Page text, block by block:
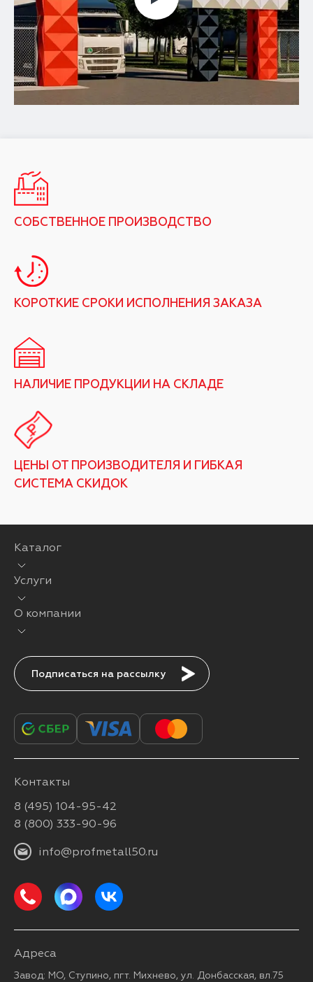
СОБСТВЕННОЕ ПРОИЗВОДСТВО
КОРОТКИЕ СРОКИ ИСПОЛНЕНИЯ ЗАКАЗА
НАЛИЧИЕ ПРОДУКЦИИ НА СКЛАДЕ
ЦЕНЫ ОТ ПРОИЗВОДИТЕЛЯ И ГИБКАЯ
СИСТЕМА СКИДОК
Каталог
Услуги
О компании
Подписаться
Контакты
8 (495) 104-95-42
8 (800) 333-90-96
info@profmetall50.ru
Адреса
Завод: МО, Ступино, пгт. Михнево, ул. Донбасская, вл.75